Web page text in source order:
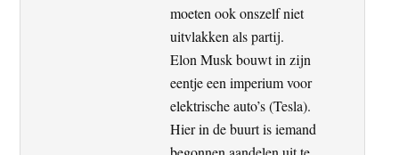
moeten ook onszelf niet
uitvlakken als partij.
Elon Musk bouwt in zijn
eentje een imperium voor
elektrische auto’s (Tesla).
Hier in de buurt is iemand